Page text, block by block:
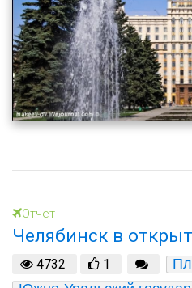
Отчет
Челябинск в
4732 1